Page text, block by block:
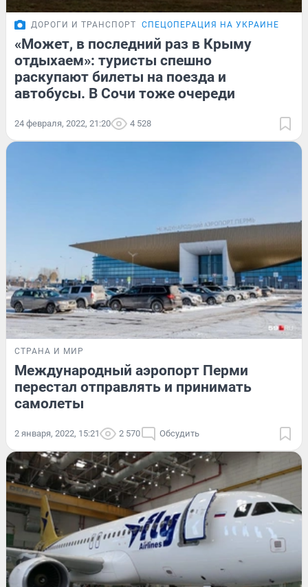
ДОРОГИ И ТРАНСПОРТ СПЕЦОПЕРАЦИЯ НА УКРАИНЕ
«Может, в последний раз в Крыму
отдыхаем»: туристы спешно
раскупают билеты на поезда и
автобусы. В Сочи тоже очереди
24 февраля, 2022, 21:20 4 528
СТРАНА И МИР
Международный аэропорт Перми
перестал отправлять и принимать
самолеты
2 января, 2022, 15:21 2 570 Обсудить